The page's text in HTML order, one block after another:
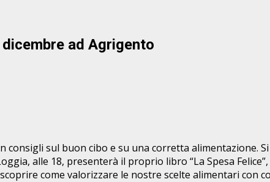
ad Agrigento
sul buon cibo e su una corretta alimentazione.
alle 18, presenterà il proprio libro “La Spesa
come valorizzare le nostre scelte alimentari con